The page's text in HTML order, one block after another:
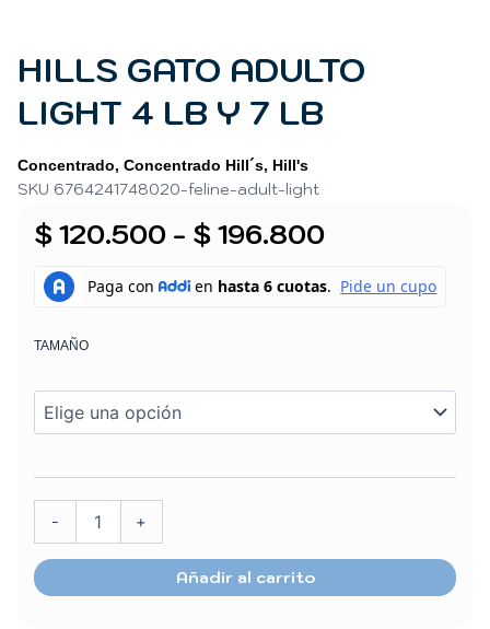
HILLS GATO ADULTO
LIGHT 4 LB Y 7 LB
Concentrado, Concentrado Hill´s, Hill's
SKU 6764241748020-feline-adult-light
$120.500 - $196.800Rango
precios:
hasta
$ 196.800
TAMAÑO
-
GATO
ADULTO
4
Y
LB
+
Añadir al carrito